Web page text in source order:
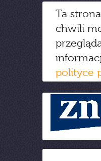
Ta
chwili
polityce